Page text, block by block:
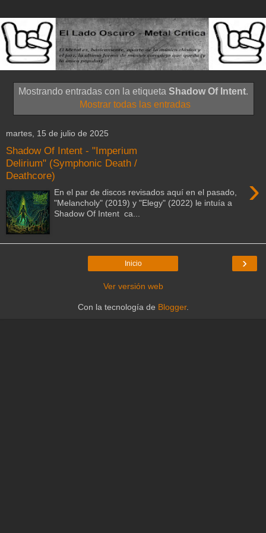
Mostrando entradas con la etiqueta Shadow Of Intent.
Mostrar todas las entradas
martes, 15 de julio de 2025
Shadow Of Intent - "Imperium
Delirium" (Symphonic Death /
Deathcore)
›
En el par de discos revisados aquí en el pasado,
"Melancholy" (2019) y "Elegy" (2022) le intuía a
Shadow Of Intent ca...
›
Inicio
Ver versión web
Con la tecnología de Blogger.